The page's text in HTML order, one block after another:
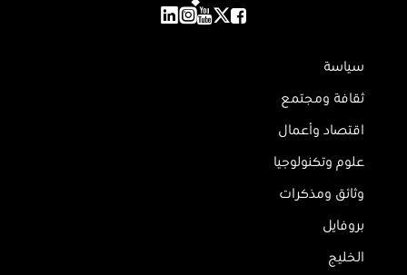
سياسة
ثقافة ومجتمع
اقتصاد وأعمال
علوم وتكنولوجيا
وثائق ومذكرات
بروفايل
الخليج